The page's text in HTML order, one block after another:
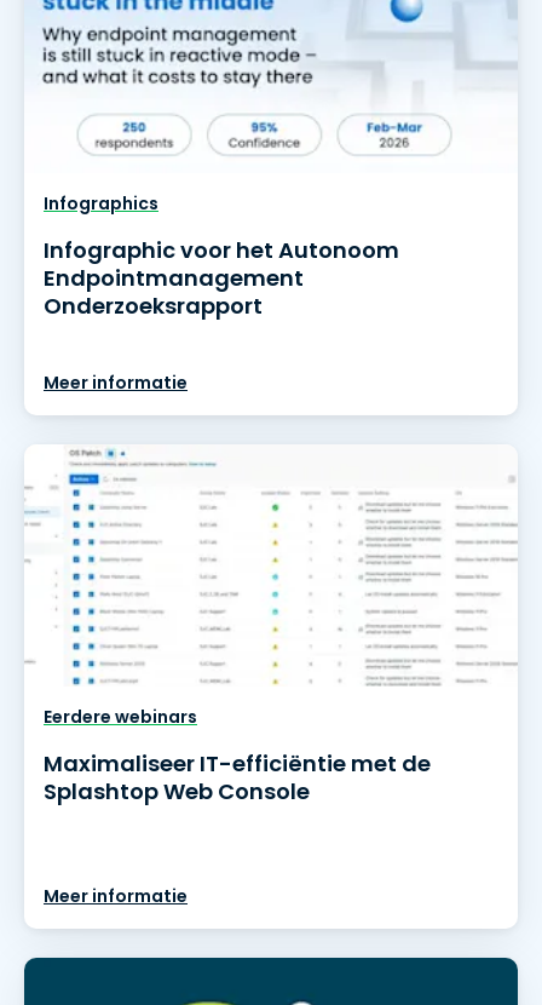
Infographics
Infographic voor het Autonoom
Endpointmanagement
Onderzoeksrapport
Meer informatie
Eerdere webinars
Maximaliseer IT-efficiëntie met de
Splashtop Web Console
Meer informatie